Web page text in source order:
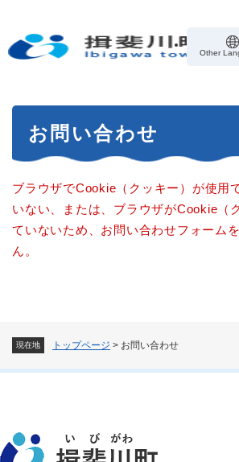
の
Other
現在地 トップページ > お問い合わせ
お問い合わせ
ブラウザでCookie（クッキー）が使用
いない、または、ブラウザがCookie（
ていないため、お問い合わせフォーム
ん。